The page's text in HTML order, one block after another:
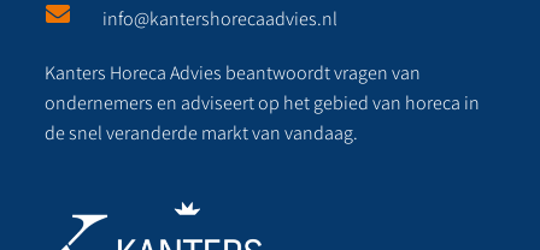

info@kantershorecaadvies.nl
Kanters Horeca Advies beantwoordt vragen van
ondernemers en adviseert op het gebied van horeca in
de snel veranderde markt van vandaag.